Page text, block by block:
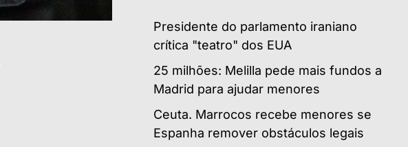
Presidente do parlamento iraniano
crítica "teatro" dos EUA
25 milhões: Melilla pede mais fundos a
Madrid para ajudar menores
Ceuta. Marrocos recebe menores se
Espanha remover obstáculos legais